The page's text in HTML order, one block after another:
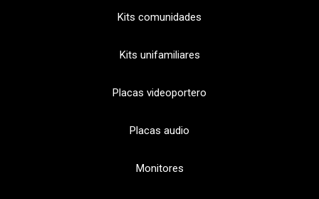
Kits comunidades
Kits unifamiliares
Placas videoportero
Placas audio
Monitores